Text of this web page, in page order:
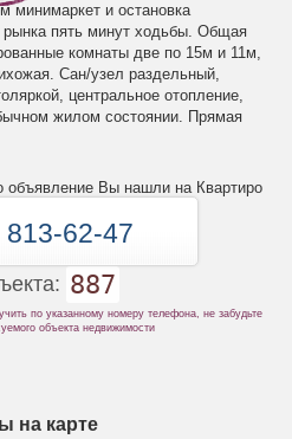
минимаркет и остановка
рынка пять минут ходьбы. Общая
комнаты две по 15м и 11м,
Сан/узел раздельный,
центральное отопление,
жилом состоянии. Прямая
объявление Вы нашли на Квартиро
813-62-47
887
по указанному номеру телефона, не забудьте
объекта недвижимости
на карте